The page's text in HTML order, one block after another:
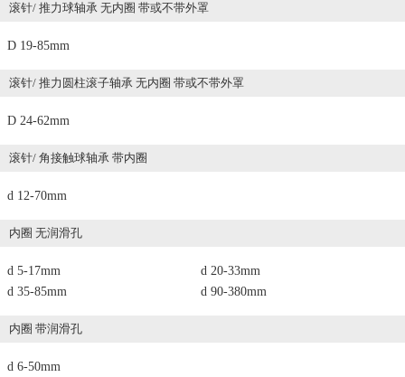
滚针/ 推力球轴承 无内圈 带或不带外罩
D 19-85mm
滚针/ 推力圆柱滚子轴承 无内圈 带或不带外罩
D 24-62mm
滚针/ 角接触球轴承 带内圈
d 12-70mm
内圈 无润滑孔
d 5-17mm
d 20-33mm
d 35-85mm
d 90-380mm
内圈 带润滑孔
d 6-50mm